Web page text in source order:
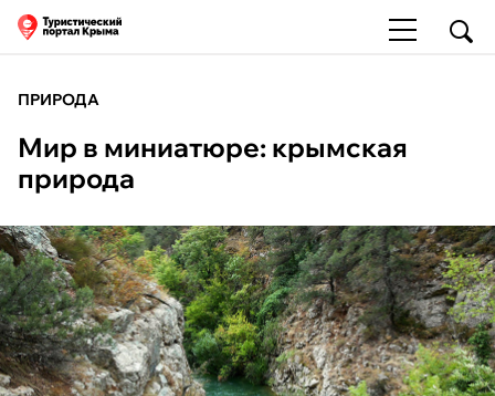
ПРИРОДА
Мир в миниатюре: крымская
природа